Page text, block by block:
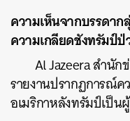
ความเห็นจากบรรดา
ความเกลียดชังทรัมป์ป่
Al Jazeera สำนัก
รายงานปรากฏการณ์ค
อเมริกาหลังทรัมป์เป็น